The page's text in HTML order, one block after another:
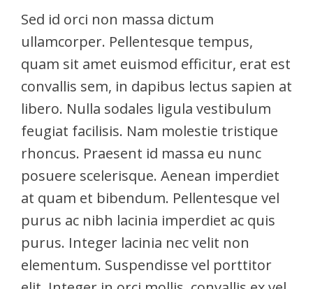
Sed id orci non massa dictum
ullamcorper. Pellentesque tempus,
quam sit amet euismod efficitur, erat est
convallis sem, in dapibus lectus sapien at
libero. Nulla sodales ligula vestibulum
feugiat facilisis. Nam molestie tristique
rhoncus. Praesent id massa eu nunc
posuere scelerisque. Aenean imperdiet
at quam et bibendum. Pellentesque vel
purus ac nibh lacinia imperdiet ac quis
purus. Integer lacinia nec velit non
elementum. Suspendisse vel porttitor